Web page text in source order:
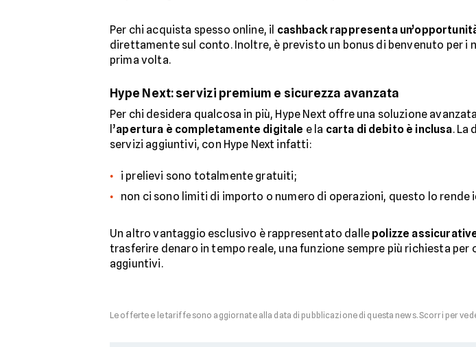
Per chi acquista spesso online, il cashback rappresenta
direttamente sul conto. Inoltre, è previsto un bonus di benvenuto per
prima volta.
Hype Next: servizi premium e sicurezza avanzata
Per chi desidera qualcosa in più, Hype Next offre una soluzione
l’apertura è completamente digitale e la carta di debito è inclusa. La
servizi aggiuntivi, con Hype Next infatti:
i prelievi sono totalmente gratuiti;
non ci sono limiti di importo o numero di operazioni, questo lo rende
Un altro vantaggio esclusivo è rappresentato dalle polizze
trasferire denaro in tempo reale, una funzione sempre più richiesta
aggiuntivi.
Le offerte e le tariffe sono aggiornate alla data di pubblicazione di questa news. Scorri per